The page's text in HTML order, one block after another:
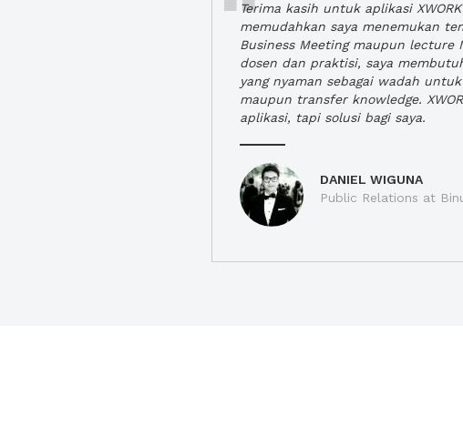
Terima kasih untuk aplikasi
memudahkan saya menemukan
Business Meeting maupun lecture
dosen dan praktisi, saya
yang nyaman sebagai wadah
maupun transfer knowledge.
aplikasi, tapi solusi bagi saya.
DANIEL WIGUNA
Public Relations at